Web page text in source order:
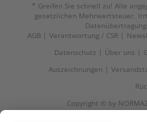
* Greifen Sie schnell zu! Alle
gesetzlichen Mehrwertsteuer.
AGB
Verantwortung / CSR
Datenschutz
Über uns
Auszeichnungen
Copyright © by